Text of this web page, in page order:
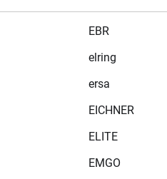
EBR
elring
ersa
EICHNER
ELITE
EMGO